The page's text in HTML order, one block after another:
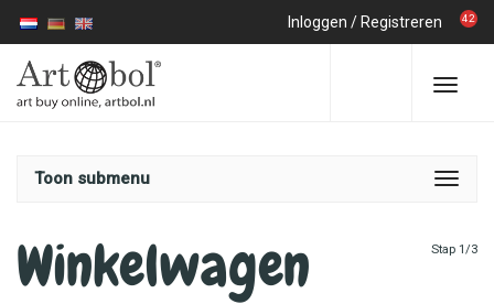
Inloggen / Registreren 42
Toon submenu
Stap 1/3
Winkelwagen